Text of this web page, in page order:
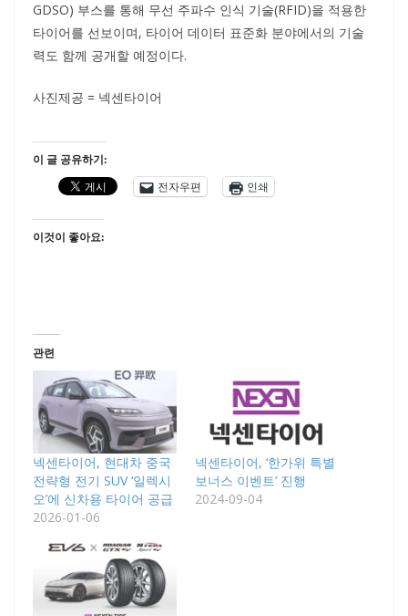
GDSO) 부스를 통해 무선 주파수 인식 기술(RFID)을 적용한
타이어를 선보이며, 타이어 데이터 표준화 분야에서의 기술
력도 함께 공개할 예정이다.
사진제공 = 넥센타이어
이 글 공유하기:
전자우편
인쇄
이것이 좋아요:
관련
넥센타이어, 현대차 중국
전략형 전기 SUV ‘일렉시
오’에 신차용 타이어 공급
2026-01-06
넥센타이어, ‘한가위 특별
보너스 이벤트’ 진행
2024-09-04